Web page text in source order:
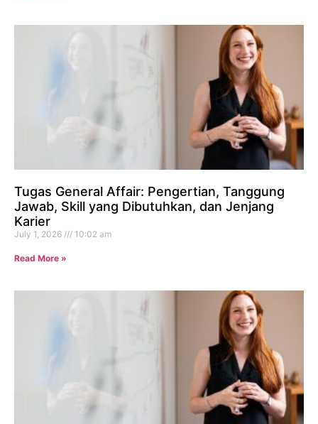
Tugas General Affair: Pengertian, Tanggung
Jawab, Skill yang Dibutuhkan, dan Jenjang
Karier
July 1, 2026 10:02 am
Read More »